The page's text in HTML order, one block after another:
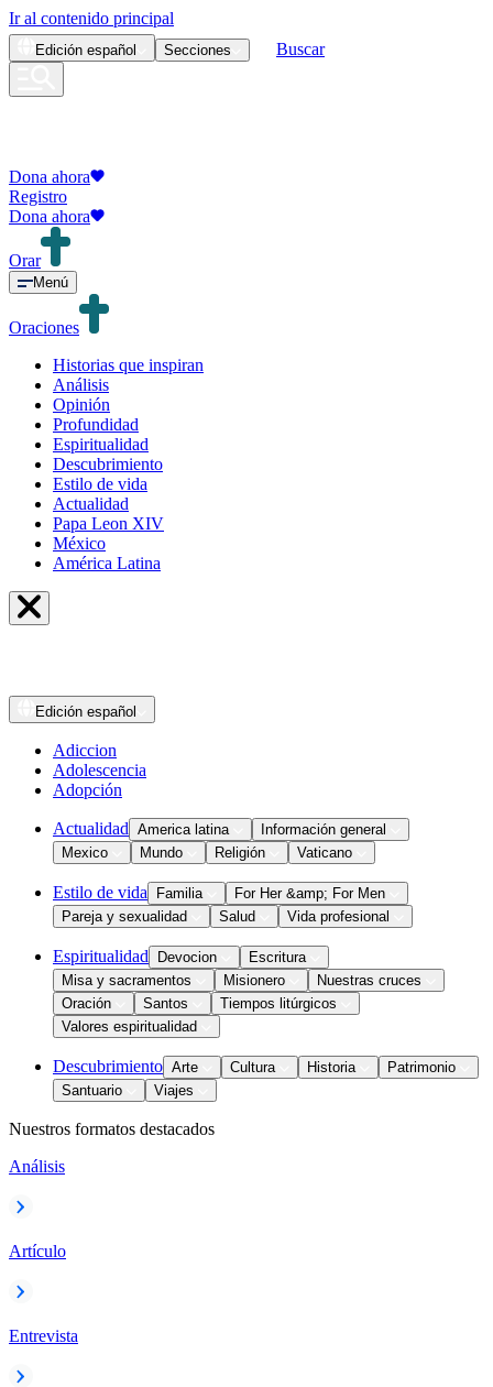
Ir al contenido principal
Edición español Secciones Buscar
Dona ahora
Registro
Dona ahora
Orar
Menú
Oraciones
Historias que inspiran
Análisis
Opinión
Profundidad
Espiritualidad
Descubrimiento
Estilo de vida
Actualidad
Papa Leon XIV
México
América Latina
Edición español
Adiccion
Adolescencia
Adopción
Actualidad America latina
Información general
Mexico
Mundo Religión Vaticano
Estilo de vida Familia
For Her &amp; For Men
Pareja y sexualidad
Salud Vida profesional
Espiritualidad Devocion
Escritura
Misa y sacramentos
Misionero
Nuestras cruces
Oración
Santos
Tiempos litúrgicos
Valores espiritualidad
Descubrimiento Arte Cultura Historia
Patrimonio
Santuario
Viajes
Nuestros formatos destacados
Análisis
Artículo
Entrevista